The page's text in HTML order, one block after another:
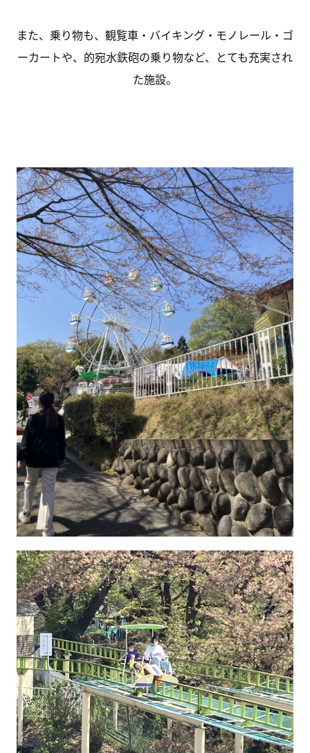
また、乗り物も、観覧車・バイキング・モノレール・ゴ
ーカートや、的宛水鉄砲の乗り物など、とても充実され
た施設。